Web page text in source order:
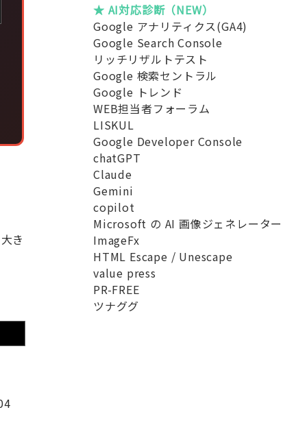
き
★ AI対応診断（NEW）
Google アナリティクス(GA4)
Google Search Console
リッチリザルトテスト
Google 検索セントラル
Google トレンド
WEB担当者フォーラム
LISKUL
Google Developer Console
chatGPT
Claude
Gemini
copilot
Microsoft の AI 画像ジェネレーター
ImageFx
HTML Escape / Unescape
value press
PR-FREE
ツナググ